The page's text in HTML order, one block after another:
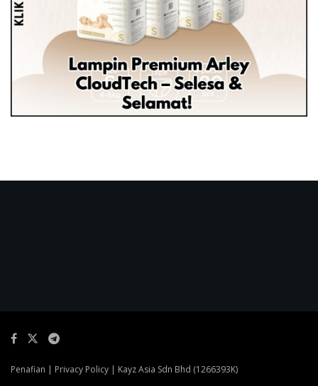
Penafian | Privacy Policy | Kayz Asia Sdn Bhd (1266393K)